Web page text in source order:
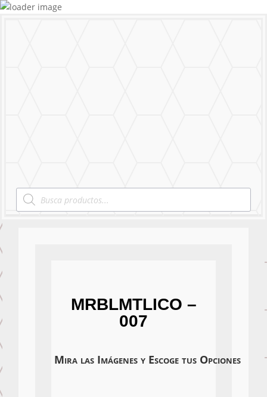
Products
search
MRBLMTLICO –
007
Mira las Imágenes y Escoge tus Opciones